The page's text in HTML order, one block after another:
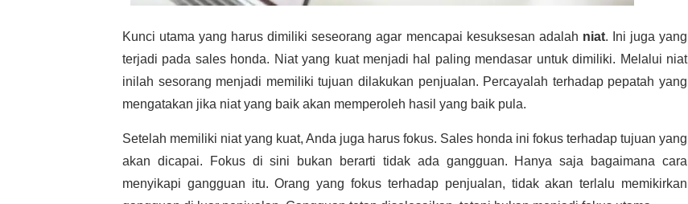
Kunci utama yang harus dimiliki seseorang agar mencapai kesuksesan adalah niat. Ini juga yang
terjadi pada sales honda. Niat yang kuat menjadi hal paling mendasar untuk dimiliki. Melalui niat
inilah sesorang menjadi memiliki tujuan dilakukan penjualan. Percayalah terhadap pepatah yang
mengatakan jika niat yang baik akan memperoleh hasil yang baik pula.
Setelah memiliki niat yang kuat, Anda juga harus fokus. Sales honda ini fokus terhadap tujuan yang
akan dicapai. Fokus di sini bukan berarti tidak ada gangguan. Hanya saja bagaimana cara
menyikapi gangguan itu. Orang yang fokus terhadap penjualan, tidak akan terlalu memikirkan